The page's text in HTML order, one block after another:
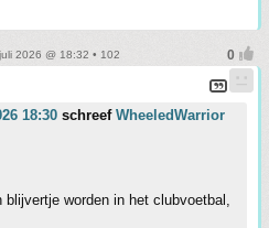
2026 @ 18:32 • 102
18:30 schreef WheeledWarrior
blijvertje worden in het clubvoetbal,